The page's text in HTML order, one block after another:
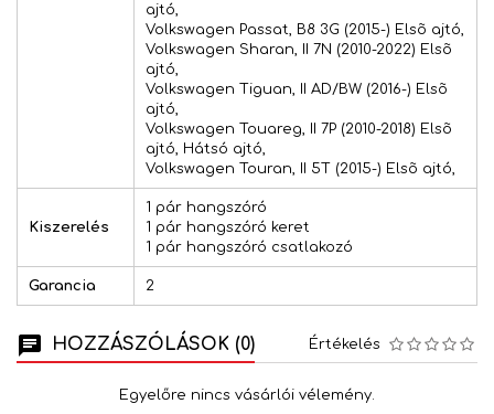
ajtó,
Volkswagen Passat, B8 3G (2015-) Elsõ ajtó,
Volkswagen Sharan, II 7N (2010-2022) Elsõ
ajtó,
Volkswagen Tiguan, II AD/BW (2016-) Elsõ
ajtó,
Volkswagen Touareg, II 7P (2010-2018) Elsõ
ajtó, Hátsó ajtó,
Volkswagen Touran, II 5T (2015-) Elsõ ajtó,
Kiszerelés
1 pár hangszóró
1 pár hangszóró keret
1 pár hangszóró csatlakozó
Garancia 2
HOZZÁSZÓLÁSOK (0) Értékelés
Egyelőre nincs vásárlói vélemény.